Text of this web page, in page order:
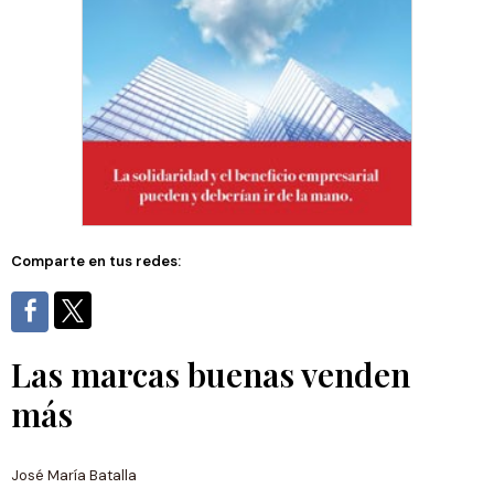
Comparte en tus redes:
Las marcas buenas venden
más
José María Batalla